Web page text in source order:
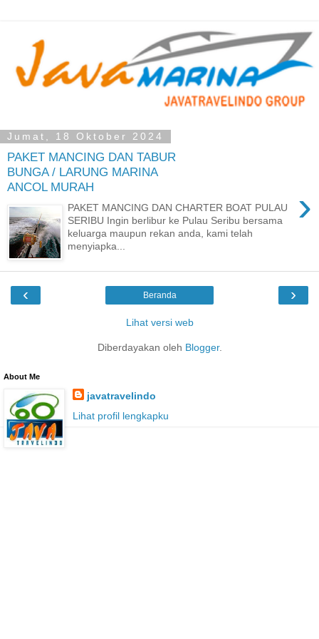
Jumat, 18 Oktober 2024
PAKET MANCING DAN TABUR
BUNGA / LARUNG MARINA
ANCOL MURAH
›
PAKET MANCING DAN CHARTER BOAT PULAU
SERIBU Ingin berlibur ke Pulau Seribu bersama
keluarga maupun rekan anda, kami telah
menyiapka...
‹ ›
Beranda
Lihat versi web
Diberdayakan oleh Blogger.
About Me
javatravelindo
Lihat profil lengkapku